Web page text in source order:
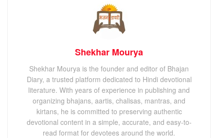
Shekhar Mourya
Shekhar Mourya is the founder and editor of Bhajan
Diary, a trusted platform dedicated to Hindi devotional
literature. With years of experience in publishing and
organizing bhajans, aartis, chalisas, mantras, and
kirtans, he is committed to preserving authentic
devotional content in a simple, accurate, and easy-to-
read format for devotees around the world.